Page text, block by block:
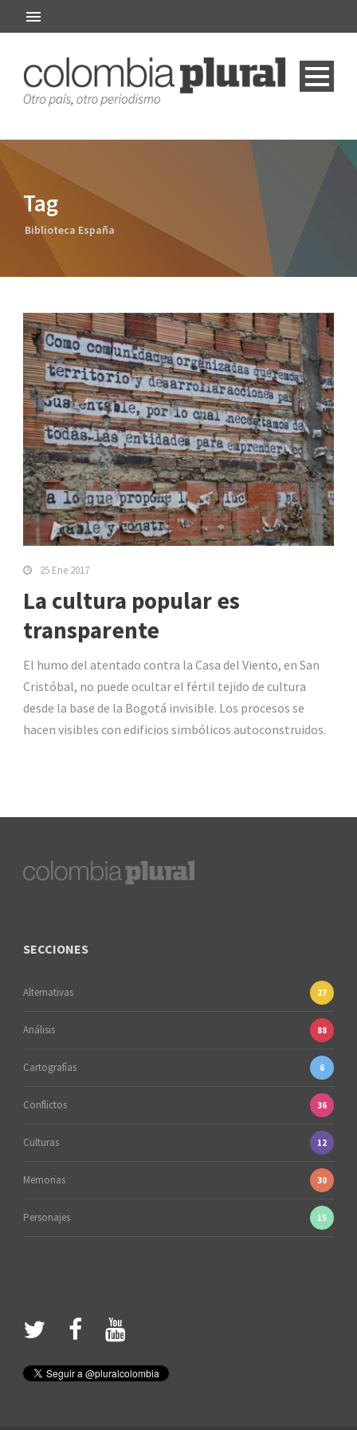
Tag
Biblioteca España
25 Ene 2017
La cultura popular es
transparente
El humo del atentado contra la Casa del Viento, en San
Cristóbal, no puede ocultar el fértil tejido de cultura
desde la base de la Bogotá invisible. Los procesos se
hacen visibles con edificios simbólicos autoconstruidos.
SECCIONES
Alternativas 27
Análisis 88
Cartografías 6
Conflictos 36
Culturas 12
Memorias 30
Personajes 15